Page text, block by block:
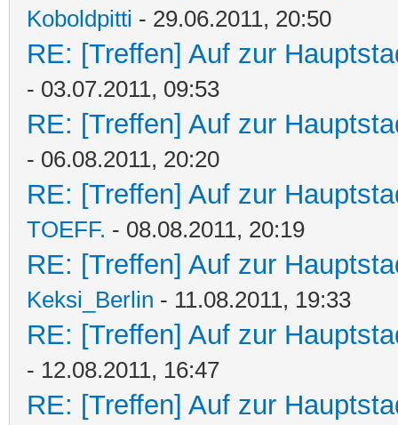
Koboldpitti - 29.06.2011, 20:50
RE: [Treffen] Auf zur
- 03.07.2011, 09:53
RE: [Treffen] Auf zur
- 06.08.2011, 20:20
RE: [Treffen] Auf zur
TOEFF. - 08.08.2011, 20:19
RE: [Treffen] Auf zur
Keksi_Berlin - 11.08.2011, 19:33
RE: [Treffen] Auf zur
- 12.08.2011, 16:47
RE: [Treffen] Auf zur